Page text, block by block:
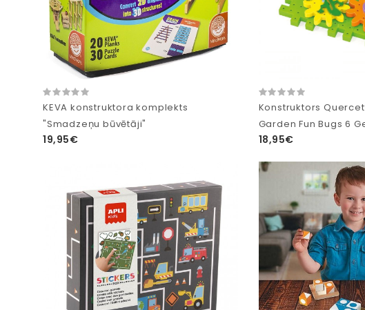
KEVA konstruktora komplekts
"Smadzeņu būvētāji"
19,95€
Konstruktors
Garden Fun Bugs 6
18,95€